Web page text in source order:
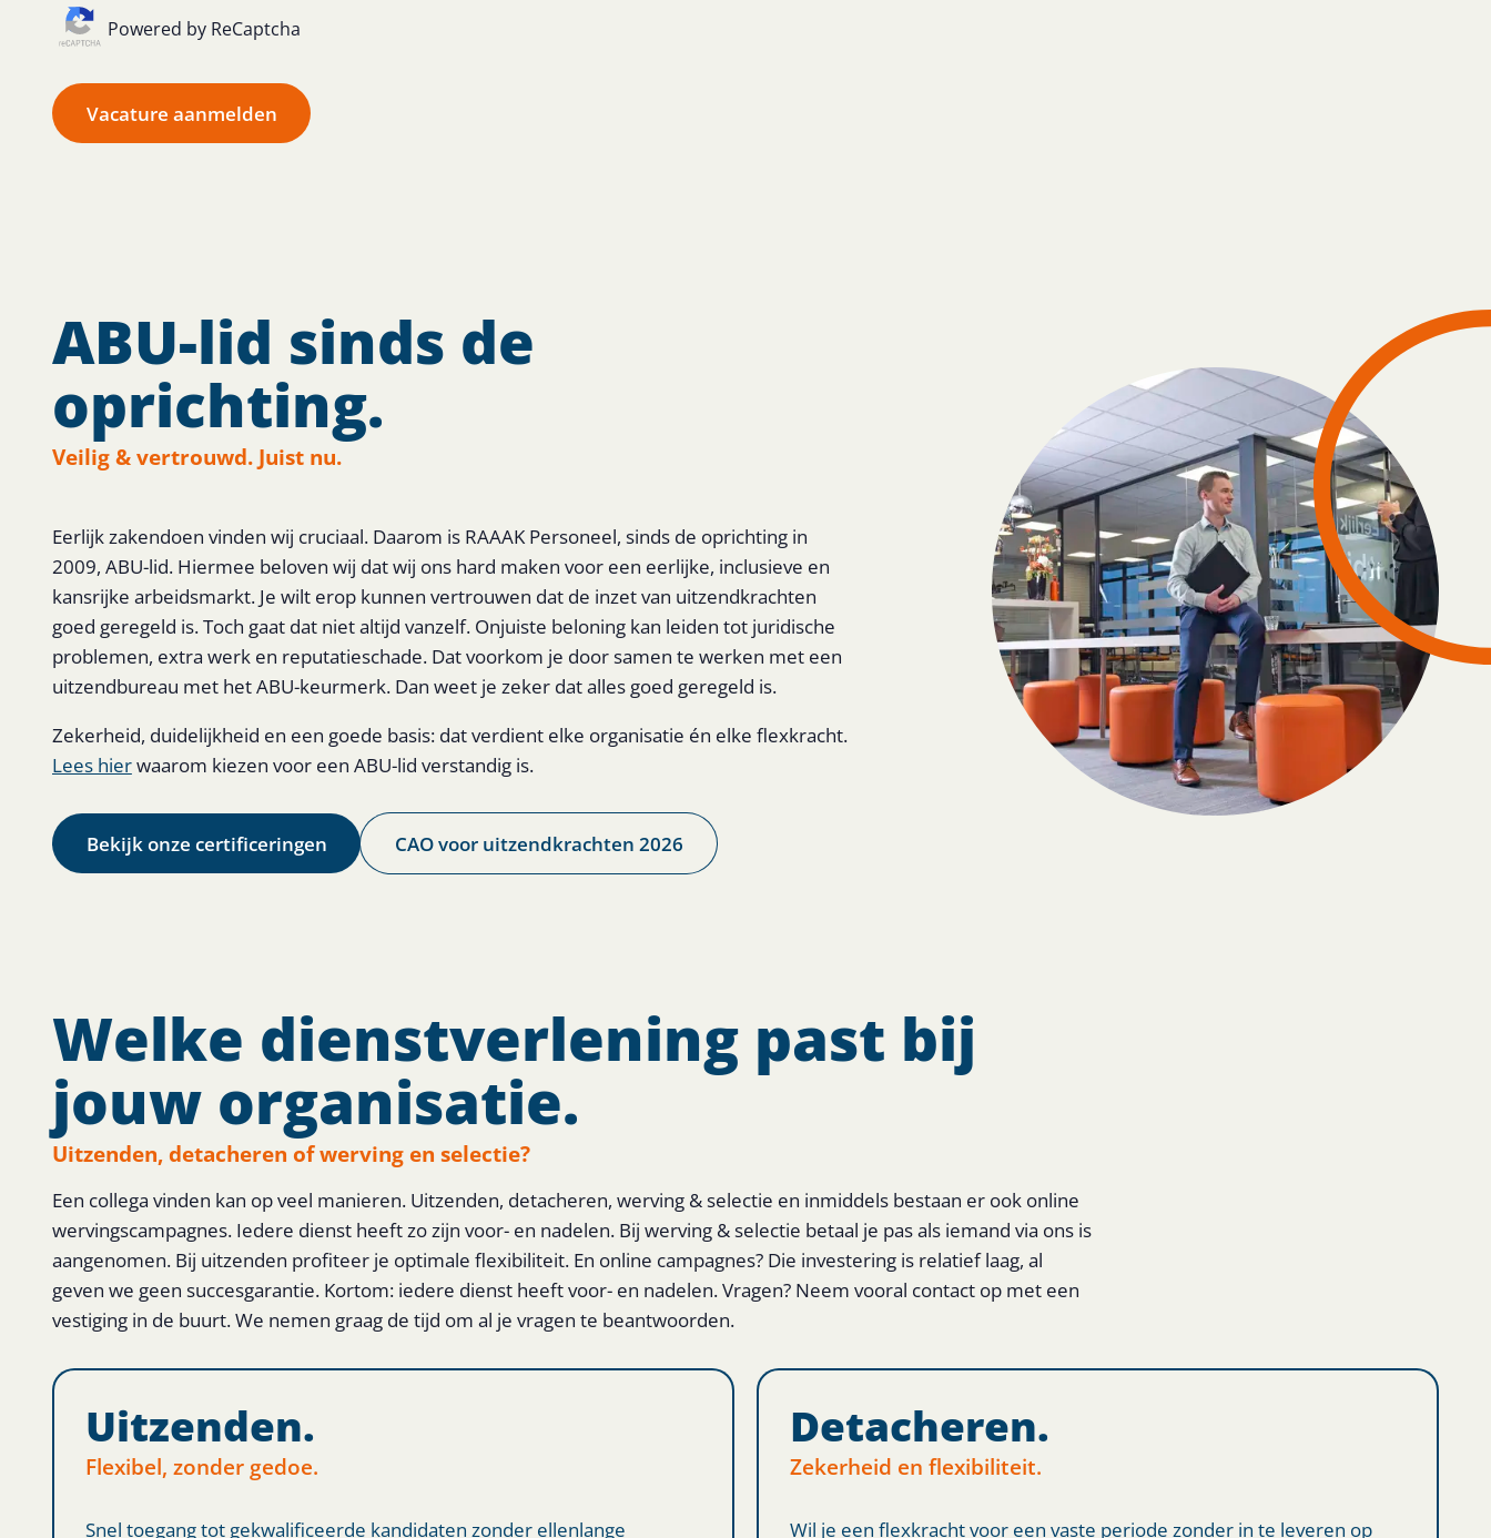
Powered by ReCaptcha
Vacature aanmelden
ABU-lid sinds de
oprichting.
Veilig & vertrouwd. Juist nu.
Eerlijk zakendoen vinden wij cruciaal. Daarom is RAAAK Personeel, sinds de oprichting in
2009, ABU-lid. Hiermee beloven wij dat wij ons hard maken voor een eerlijke, inclusieve en
kansrijke arbeidsmarkt. Je wilt erop kunnen vertrouwen dat de inzet van uitzendkrachten
goed geregeld is. Toch gaat dat niet altijd vanzelf. Onjuiste beloning kan leiden tot juridische
problemen, extra werk en reputatieschade. Dat voorkom je door samen te werken met een
uitzendbureau met het ABU-keurmerk. Dan weet je zeker dat alles goed geregeld is.
Zekerheid, duidelijkheid en een goede basis: dat verdient elke organisatie én elke flexkracht.
Lees hierwaarom kiezen voor een ABU-lid verstandig is.
Bekijk onze certificeringen CAO voor uitzendkrachten 2026
Welke dienstverlening past bij
jouw organisatie.
Uitzenden, detacheren of werving en selectie?
Een collega vinden kan op veel manieren. Uitzenden, detacheren, werving & selectie en inmiddels bestaan er ook online
wervingscampagnes. Iedere dienst heeft zo zijn voor- en nadelen. Bij werving & selectie betaal je pas als iemand via ons is
aangenomen. Bij uitzenden profiteer je optimale flexibiliteit. En online campagnes? Die investering is relatief laag, al
geven we geen succesgarantie. Kortom: iedere dienst heeft voor- en nadelen. Vragen? Neem vooral contact op met een
vestiging in de buurt. We nemen graag de tijd om al je vragen te beantwoorden.
Uitzenden.
Flexibel, zonder gedoe.
Snel toegang tot gekwalificeerde kandidaten zonder ellenlange
Detacheren.
Zekerheid en flexibiliteit.
Wil je een flexkracht voor een vaste periode zonder in te leveren op